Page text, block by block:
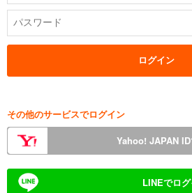
その他のサービスでログイン
Yahoo! JAPAN
LINEでロ